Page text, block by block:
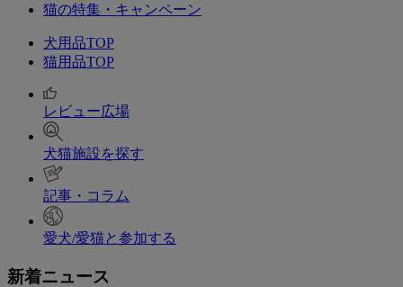
猫の特集・キャンペーン
犬用品TOP
猫用品TOP
レビュー広場
犬猫施設を探す
記事・コラム
愛犬/愛猫と参加する
新着ニュース